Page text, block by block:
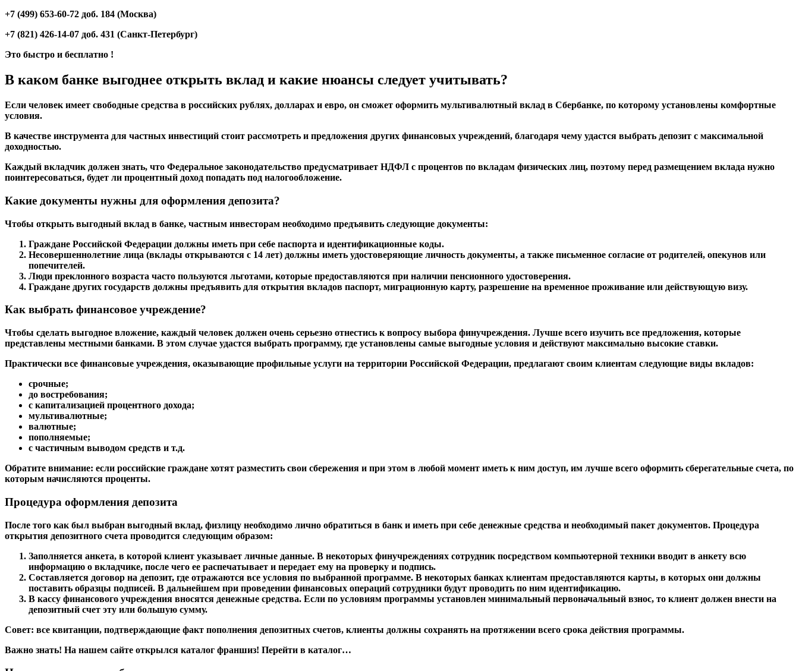
+7 (499) 653-60-72 доб. 184 (Москва)
+7 (821) 426-14-07 доб. 431 (Санкт-Петербург)
Это быстро и бесплатно !
В каком банке выгоднее открыть вклад и какие нюансы следует учитывать?
Если человек имеет свободные средства в российских рублях, долларах и евро, он сможет оформить мультивалютный вклад в Сбербанке, по которому установлены комфортные
условия.
В качестве инструмента для частных инвестиций стоит рассмотреть и предложения других финансовых учреждений, благодаря чему удастся выбрать депозит с максимальной
доходностью.
Каждый вкладчик должен знать, что Федеральное законодательство предусматривает НДФЛ с процентов по вкладам физических лиц, поэтому перед размещением вклада нужно
поинтересоваться, будет ли процентный доход попадать под налогообложение.
Какие документы нужны для оформления депозита?
Чтобы открыть выгодный вклад в банке, частным инвесторам необходимо предъявить следующие документы:
Граждане Российской Федерации должны иметь при себе паспорта и идентификационные коды.
Несовершеннолетние лица (вклады открываются с 14 лет) должны иметь удостоверяющие личность документы, а также письменное согласие от родителей, опекунов или
попечителей.
Люди преклонного возраста часто пользуются льготами, которые предоставляются при наличии пенсионного удостоверения.
Граждане других государств должны предъявить для открытия вкладов паспорт, миграционную карту, разрешение на временное проживание или действующую визу.
Как выбрать финансовое учреждение?
Чтобы сделать выгодное вложение, каждый человек должен очень серьезно отнестись к вопросу выбора финучреждения. Лучше всего изучить все предложения, которые
представлены местными банками. В этом случае удастся выбрать программу, где установлены самые выгодные условия и действуют максимально высокие ставки.
Практически все финансовые учреждения, оказывающие профильные услуги на территории Российской Федерации, предлагают своим клиентам следующие виды вкладов:
срочные;
до востребования;
с капитализацией процентного дохода;
мультивалютные;
валютные;
пополняемые;
с частичным выводом средств и т.д.
Обратите внимание: если российские граждане хотят разместить свои сбережения и при этом в любой момент иметь к ним доступ, им лучше всего оформить сберегательные счета, по
которым начисляются проценты.
Процедура оформления депозита
После того как был выбран выгодный вклад, физлицу необходимо лично обратиться в банк и иметь при себе денежные средства и необходимый пакет документов. Процедура
открытия депозитного счета проводится следующим образом:
Заполняется анкета, в которой клиент указывает личные данные. В некоторых финучреждениях сотрудник посредством компьютерной техники вводит в анкету всю
информацию о вкладчике, после чего ее распечатывает и передает ему на проверку и подпись.
Составляется договор на депозит, где отражаются все условия по выбранной программе. В некоторых банках клиентам предоставляются карты, в которых они должны
поставить образцы подписей. В дальнейшем при проведении финансовых операций сотрудники будут проводить по ним идентификацию.
В кассу финансового учреждения вносятся денежные средства. Если по условиям программы установлен минимальный первоначальный взнос, то клиент должен внести на
депозитный счет эту или большую сумму.
Совет: все квитанции, подтверждающие факт пополнения депозитных счетов, клиенты должны сохранять на протяжении всего срока действия программы.
Важно знать! На нашем сайте открылся каталог франшиз! Перейти в каталог…